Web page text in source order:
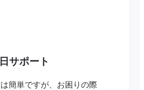
サポート
簡単ですが、お困りの際